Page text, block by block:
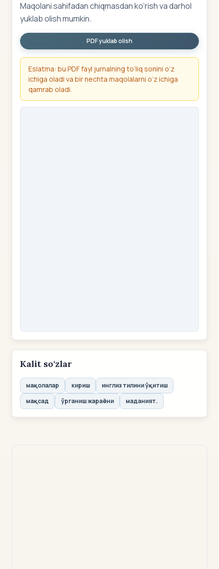
Maqolani sahifadan chiqmasdan ko‘rish va darhol
yuklab olish mumkin.
PDF yuklab olish
Eslatma: bu PDF fayl jurnalning to‘liq sonini o‘z
ichiga oladi va bir nechta maqolalarni o‘z ichiga
qamrab oladi.
Kalit so‘zlar
мақолалар кириш
инглиз тилини ўқитиш
мақсад
ўрганиш жараёни маданият.